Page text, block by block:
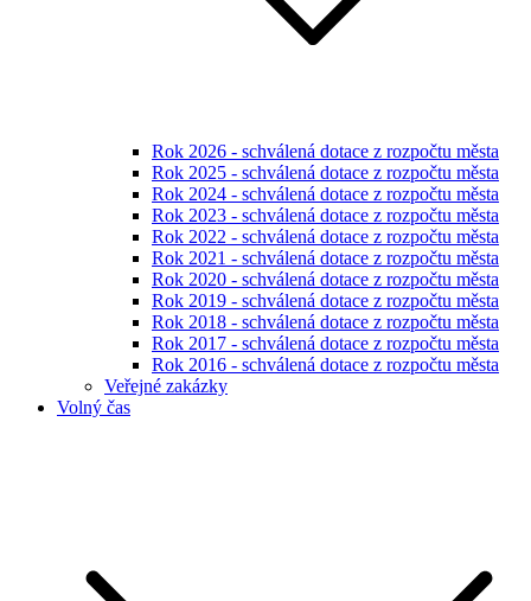
Rok 2026 - schválená dotace z rozpočtu města
Rok 2025 - schválená dotace z rozpočtu města
Rok 2024 - schválená dotace z rozpočtu města
Rok 2023 - schválená dotace z rozpočtu města
Rok 2022 - schválená dotace z rozpočtu města
Rok 2021 - schválená dotace z rozpočtu města
Rok 2020 - schválená dotace z rozpočtu města
Rok 2019 - schválená dotace z rozpočtu města
Rok 2018 - schválená dotace z rozpočtu města
Rok 2017 - schválená dotace z rozpočtu města
Rok 2016 - schválená dotace z rozpočtu města
Veřejné zakázky
Volný čas